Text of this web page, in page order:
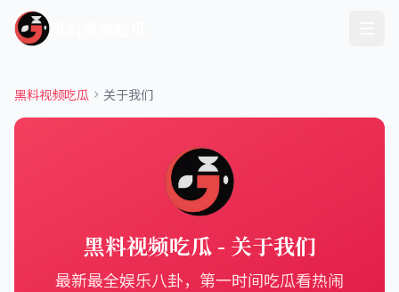
黑料视频吃瓜 关于我们
黑料视频吃瓜 - 关于我们
最新最全娱乐八卦，第一时间吃瓜看热闹